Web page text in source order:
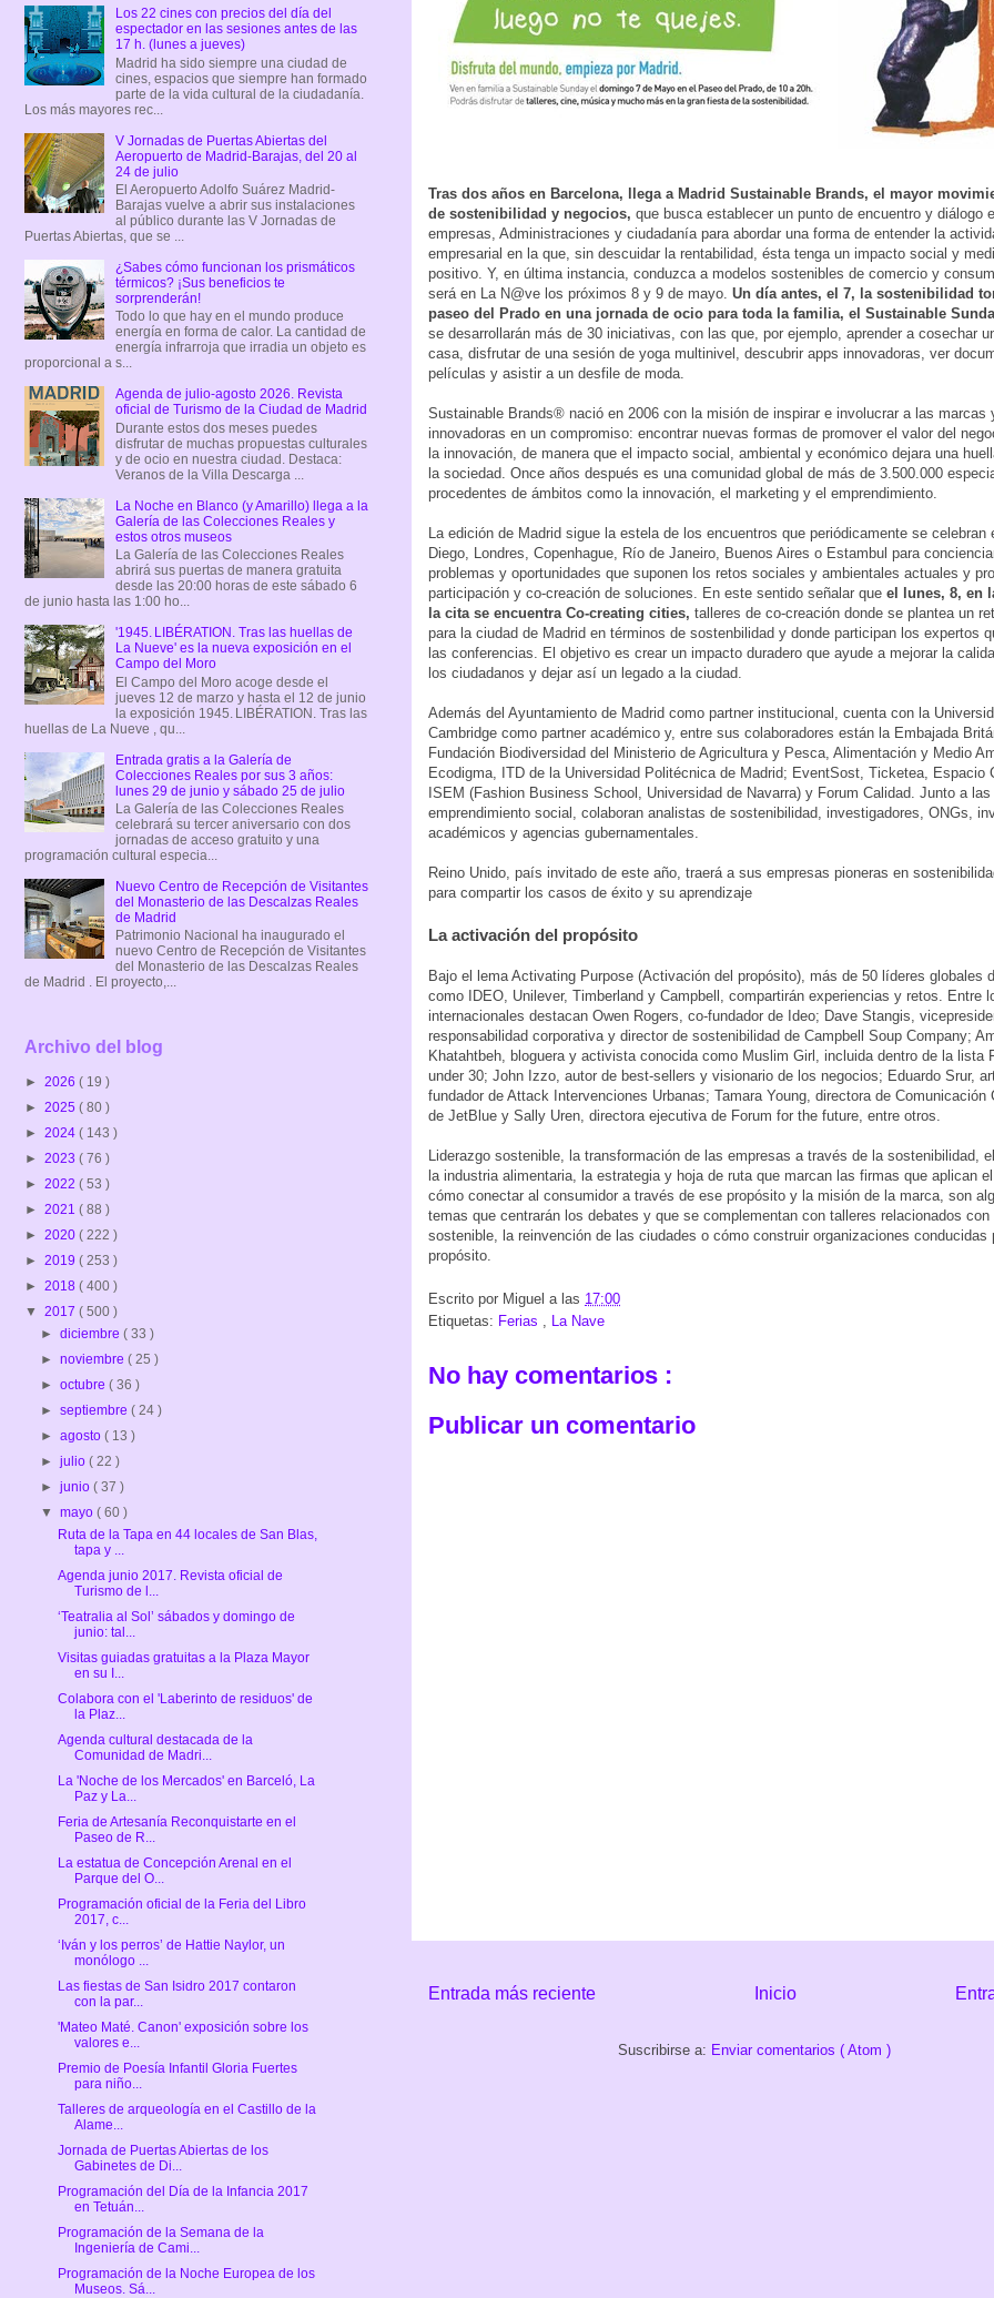
Tras dos años en Barcelona, llega a Madrid Sustainable Brands, el mayor
de sostenibilidad y negocios, que busca establecer un punto de encuentro y diálogo
empresas, Administraciones y ciudadanía para abordar una forma de entender la
empresarial en la que, sin descuidar la rentabilidad, ésta tenga un impacto social y
positivo. Y, en última instancia, conduzca a modelos sostenibles de comercio y
será en La N@ve los próximos 8 y 9 de mayo. Un día antes, el 7, la sostenibilidad
paseo del Prado en una jornada de ocio para toda la familia, el Sustainable
se desarrollarán más de 30 iniciativas, con las que, por ejemplo, aprender a cosechar
casa, disfrutar de una sesión de yoga multinivel, descubrir apps innovadoras, ver
películas y asistir a un desfile de moda.
Sustainable Brands® nació en 2006 con la misión de inspirar e involucrar a las marcas
innovadoras en un compromiso: encontrar nuevas formas de promover el valor del
la innovación, de manera que el impacto social, ambiental y económico dejara una
la sociedad. Once años después es una comunidad global de más de 3.500.000
procedentes de ámbitos como la innovación, el marketing y el emprendimiento.
La edición de Madrid sigue la estela de los encuentros que periódicamente se celebran
Diego, Londres, Copenhague, Río de Janeiro, Buenos Aires o Estambul para
problemas y oportunidades que suponen los retos sociales y ambientales actuales y
participación y co-creación de soluciones. En este sentido señalar que el lunes, 8, en
la cita se encuentra Co-creating cities, talleres de co-creación donde se plantea un
para la ciudad de Madrid en términos de sostenbilidad y donde participan los expertos
las conferencias. El objetivo es crear un impacto duradero que ayude a mejorar la
los ciudadanos y dejar así un legado a la ciudad.
Además del Ayuntamiento de Madrid como partner institucional, cuenta con la
Cambridge como partner académico y, entre sus colaboradores están la Embajada
Fundación Biodiversidad del Ministerio de Agricultura y Pesca, Alimentación y Medio
Ecodigma, ITD de la Universidad Politécnica de Madrid; EventSost, Ticketea, Espacio
ISEM (Fashion Business School, Universidad de Navarra) y Forum Calidad. Junto a
emprendimiento social, colaboran analistas de sostenibilidad, investigadores, ONGs,
académicos y agencias gubernamentales.
Reino Unido, país invitado de este año, traerá a sus empresas pioneras en
para compartir los casos de éxito y su aprendizaje
La activación del propósito
Bajo el lema Activating Purpose (Activación del propósito), más de 50 líderes globales
como IDEO, Unilever, Timberland y Campbell, compartirán experiencias y retos. Entre
internacionales destacan Owen Rogers, co-fundador de Ideo; Dave Stangis,
responsabilidad corporativa y director de sostenibilidad de Campbell Soup Company;
Khatahtbeh, bloguera y activista conocida como Muslim Girl, incluida dentro de la lista
under 30; John Izzo, autor de best-sellers y visionario de los negocios; Eduardo Srur,
fundador de Attack Intervenciones Urbanas; Tamara Young, directora de Comunicación
de JetBlue y Sally Uren, directora ejecutiva de Forum for the future, entre otros.
Liderazgo sostenible, la transformación de las empresas a través de la sostenibilidad,
la industria alimentaria, la estrategia y hoja de ruta que marcan las firmas que aplican
cómo conectar al consumidor a través de ese propósito y la misión de la marca, son
temas que centrarán los debates y que se complementan con talleres relacionados con
sostenible, la reinvención de las ciudades o cómo construir organizaciones conducidas
propósito.
Escrito por Miguel a las 17:00
Etiquetas: Ferias La Nave
No hay comentarios :
Publicar un comentario
Entrada más reciente Inicio
Suscribirse a: Enviar comentarios ( Atom )
Los 22 cines con precios del día del
espectador en las sesiones antes de las
17 h. (lunes a jueves)
Madrid ha sido siempre una ciudad de
cines, espacios que siempre han formado
parte de la vida cultural de la ciudadanía.
Los más mayores rec...
V Jornadas de Puertas Abiertas del
Aeropuerto de Madrid-Barajas, del 20 al
24 de julio
El Aeropuerto Adolfo Suárez Madrid-
Barajas vuelve a abrir sus instalaciones
al público durante las V Jornadas de
Puertas Abiertas, que se ...
¿Sabes cómo funcionan los prismáticos
térmicos? ¡Sus beneficios te
sorprenderán!
Todo lo que hay en el mundo produce
energía en forma de calor. La cantidad de
energía infrarroja que irradia un objeto es
proporcional a s...
Agenda de julio-agosto 2026. Revista
oficial de Turismo de la Ciudad de Madrid
Durante estos dos meses puedes
disfrutar de muchas propuestas culturales
y de ocio en nuestra ciudad. Destaca:
Veranos de la Villa Descarga ...
La Noche en Blanco (y Amarillo) llega a la
Galería de las Colecciones Reales y
estos otros museos
La Galería de las Colecciones Reales
abrirá sus puertas de manera gratuita
desde las 20:00 horas de este sábado 6
de junio hasta las 1:00 ho...
'1945. LIBÉRATION. Tras las huellas de
La Nueve' es la nueva exposición en el
Campo del Moro
El Campo del Moro acoge desde el
jueves 12 de marzo y hasta el 12 de junio
la exposición 1945. LIBÉRATION. Tras las
huellas de La Nueve , qu...
Entrada gratis a la Galería de
Colecciones Reales por sus 3 años:
lunes 29 de junio y sábado 25 de julio
La Galería de las Colecciones Reales
celebrará su tercer aniversario con dos
jornadas de acceso gratuito y una
programación cultural especia...
Nuevo Centro de Recepción de Visitantes
del Monasterio de las Descalzas Reales
de Madrid
Patrimonio Nacional ha inaugurado el
nuevo Centro de Recepción de Visitantes
del Monasterio de las Descalzas Reales
de Madrid . El proyecto,...
Archivo del blog
► 2026 ( 19 )
► 2025 ( 80 )
► 2024 ( 143 )
► 2023 ( 76 )
► 2022 ( 53 )
► 2021 ( 88 )
► 2020 ( 222 )
► 2019 ( 253 )
► 2018 ( 400 )
▼ 2017 ( 500 )
►diciembre( 33 )
►noviembre( 25 )
►octubre( 36 )
►septiembre( 24 )
►agosto( 13 )
►julio( 22 )
►junio( 37 )
▼mayo( 60 )
Ruta de la Tapa en 44 locales de San Blas,
tapa y ...
Agenda junio 2017. Revista oficial de
Turismo de l...
‘Teatralia al Sol’ sábados y domingo de
junio: tal...
Visitas guiadas gratuitas a la Plaza Mayor
en su I...
Colabora con el 'Laberinto de residuos' de
la Plaz...
Agenda cultural destacada de la
Comunidad de Madri...
La 'Noche de los Mercados' en Barceló, La
Paz y La...
Feria de Artesanía Reconquistarte en el
Paseo de R...
La estatua de Concepción Arenal en el
Parque del O...
Programación oficial de la Feria del Libro
2017, c...
‘Iván y los perros’ de Hattie Naylor, un
monólogo ...
Las fiestas de San Isidro 2017 contaron
con la par...
'Mateo Maté. Canon' exposición sobre los
valores e...
Premio de Poesía Infantil Gloria Fuertes
para niño...
Talleres de arqueología en el Castillo de la
Alame...
Jornada de Puertas Abiertas de los
Gabinetes de Di...
Programación del Día de la Infancia 2017
en Tetuán...
Programación de la Semana de la
Ingeniería de Cami...
Programación de la Noche Europea de los
Museos. Sá...